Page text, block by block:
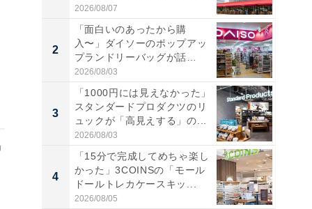
ア...
2026/08/07
2
「面白いのあったから購
入〜」ダイソーのポップアッ
プランドリーバッグが話
題。“さま...
2026/08/03
3
「1000円には見えなかった」
スタンダードプロダクツのリ
ュックが「高見えする」の...
2026/08/03
4
「15分で完成してめちゃ楽し
かった」3COINSの「モール
ドールトレカケースキッ...
2026/08/05